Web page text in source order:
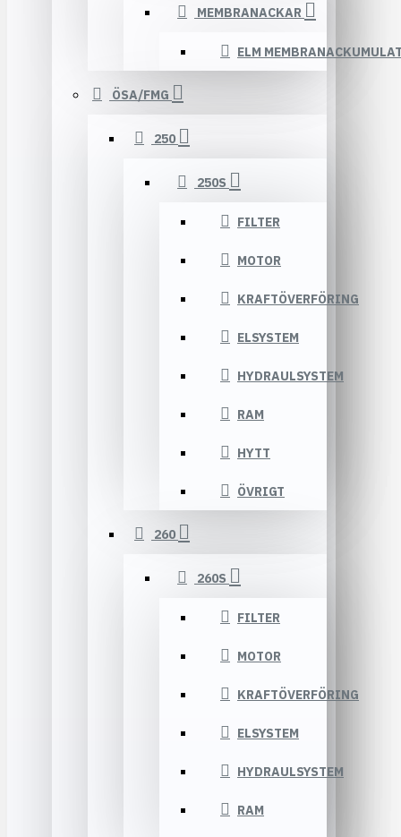
MEMBRANACKAR
ELM
ÖSA/FMG
250
250S
FILTER
MOTOR
KRAFTÖVERFÖRING
ELSYSTEM
HYDRAULSYSTEM
RAM
HYTT
ÖVRIGT
260
260S
FILTER
MOTOR
KRAFTÖVERFÖRING
ELSYSTEM
HYDRAULSYSTEM
RAM